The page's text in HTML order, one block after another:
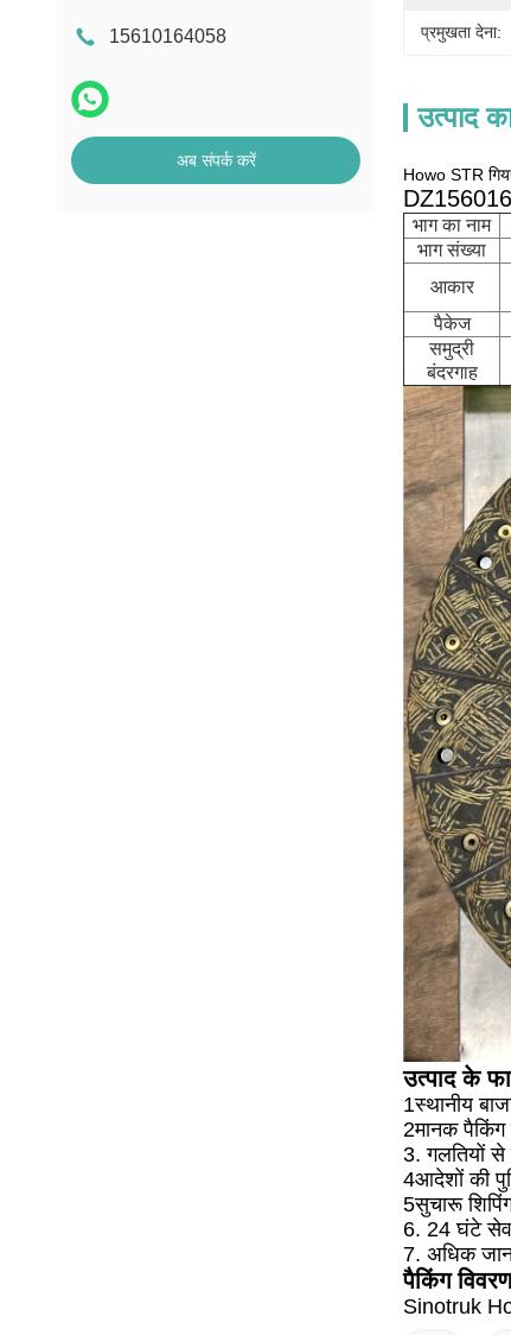
15610164058
अब संपर्क करें
प्रमुखता देना:
उत्पाद
Howo STR
भाग का नाम
भाग संख्या
आकार
पैकेज
समुद्री
बंदरगाह
उत्पाद के
1स्थानीय
2मानक पैकिंग
3. गलतियों से
4आदेशों की
5सुचारू
6. 24 घंटे
7. अधिक
पैकिंग
Sinotruk